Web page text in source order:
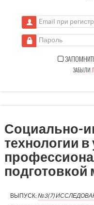
Email при
Пароль
ЗАБЫЛИ
Социально-
технологии
ВЫПУСК:№3(7)